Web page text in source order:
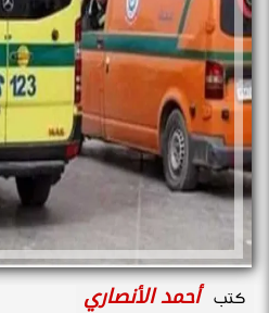
كتب أحمد الأنصاري